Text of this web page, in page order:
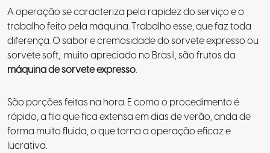
A operação se caracteriza pela rapidez do serviço e o
trabalho feito pela máquina. Trabalho esse, que faz toda
diferença. O sabor e cremosidade do sorvete expresso ou
sorvete soft, muito apreciado no Brasil, são frutos da
máquina de sorvete expresso.
São porções feitas na hora. E como o procedimento é
rápido, a fila que fica extensa em dias de verão, anda de
forma muito fluida, o que torna a operação eficaz e
lucrativa.